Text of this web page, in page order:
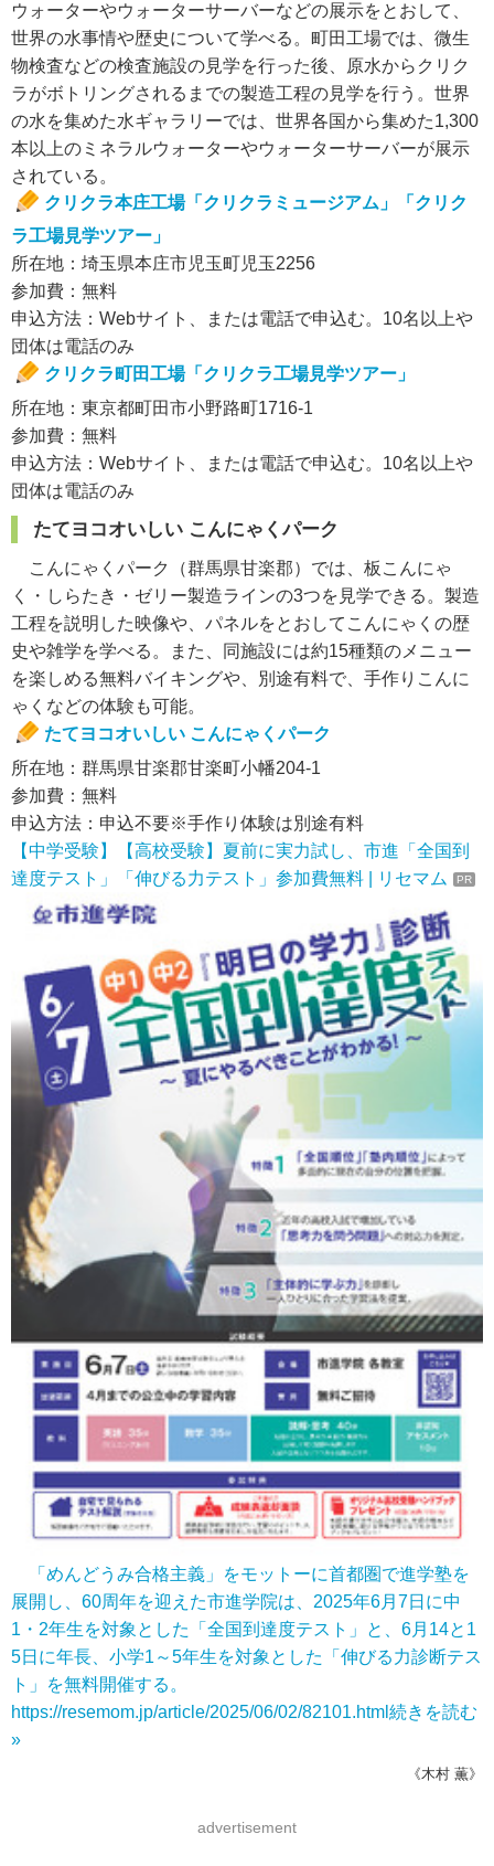
ウォーターやウォーターサーバーなどの展示をとおして、
世界の水事情や歴史について学べる。町田工場では、微生
物検査などの検査施設の見学を行った後、原水からクリク
ラがボトリングされるまでの製造工程の見学を行う。世界
の水を集めた水ギャラリーでは、世界各国から集めた1,300
本以上のミネラルウォーターやウォーターサーバーが展示
されている。
クリクラ本庄工場「クリクラミュージアム」「クリク
ラ工場見学ツアー」
所在地：埼玉県本庄市児玉町児玉2256
参加費：無料
申込方法：Webサイト、または電話で申込む。10名以上や
団体は電話のみ
クリクラ町田工場「クリクラ工場見学ツアー」
所在地：東京都町田市小野路町1716-1
参加費：無料
申込方法：Webサイト、または電話で申込む。10名以上や
団体は電話のみ
たてヨコオいしい こんにゃくパーク
こんにゃくパーク（群馬県甘楽郡）では、板こんにゃ
く・しらたき・ゼリー製造ラインの3つを見学できる。製造
工程を説明した映像や、パネルをとおしてこんにゃくの歴
史や雑学を学べる。また、同施設には約15種類のメニュー
を楽しめる無料バイキングや、別途有料で、手作りこんに
ゃくなどの体験も可能。
たてヨコオいしい こんにゃくパーク
所在地：群馬県甘楽郡甘楽町小幡204-1
参加費：無料
申込方法：申込不要※手作り体験は別途有料
【中学受験】【高校受験】夏前に実力試し、市進「全国到
達度テスト」「伸びる力テスト」参加費無料 | リセマム
PR
「めんどうみ合格主義」をモットーに首都圏で進学塾を
展開し、60周年を迎えた市進学院は、2025年6月7日に中
1・2年生を対象とした「全国到達度テスト」と、6月14と1
5日に年長、小学1～5年生を対象とした「伸びる力診断テス
ト」を無料開催する。
https://resemom.jp/article/2025/06/02/82101.html 続きを読む
»
《木村 薫》
advertisement